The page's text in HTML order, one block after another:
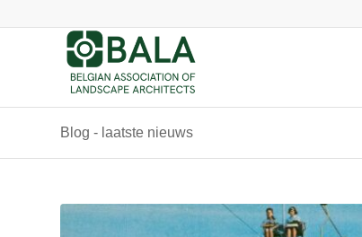
Blog - laatste nieuws